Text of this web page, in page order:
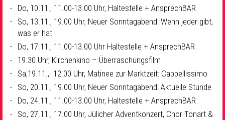
Do, 10.11., 11.00-13.00 Uhr, Haltestelle + AnsprechBAR
So, 13.11., 19.00 Uhr, Neuer Sonntagabend: Wenn jeder gibt,
was er hat
Do, 17.11., 11.00-13.00 Uhr Haltestelle + AnsprechBAR
19.30 Uhr, Kirchenkino – Überraschungsfilm
Sa,19.11., 12.00 Uhr, Matinee zur Marktzeit: Cappellissimo
So, 20.11., 19.00 Uhr, Neuer Sonntagabend: Aktuelle Stunde
Do, 24.11., 11.00-13.00 Uhr, Haltestelle + AnsprechBAR
So, 27.11., 17.00 Uhr, Jülicher Adventkonzert, Chor Tonart &